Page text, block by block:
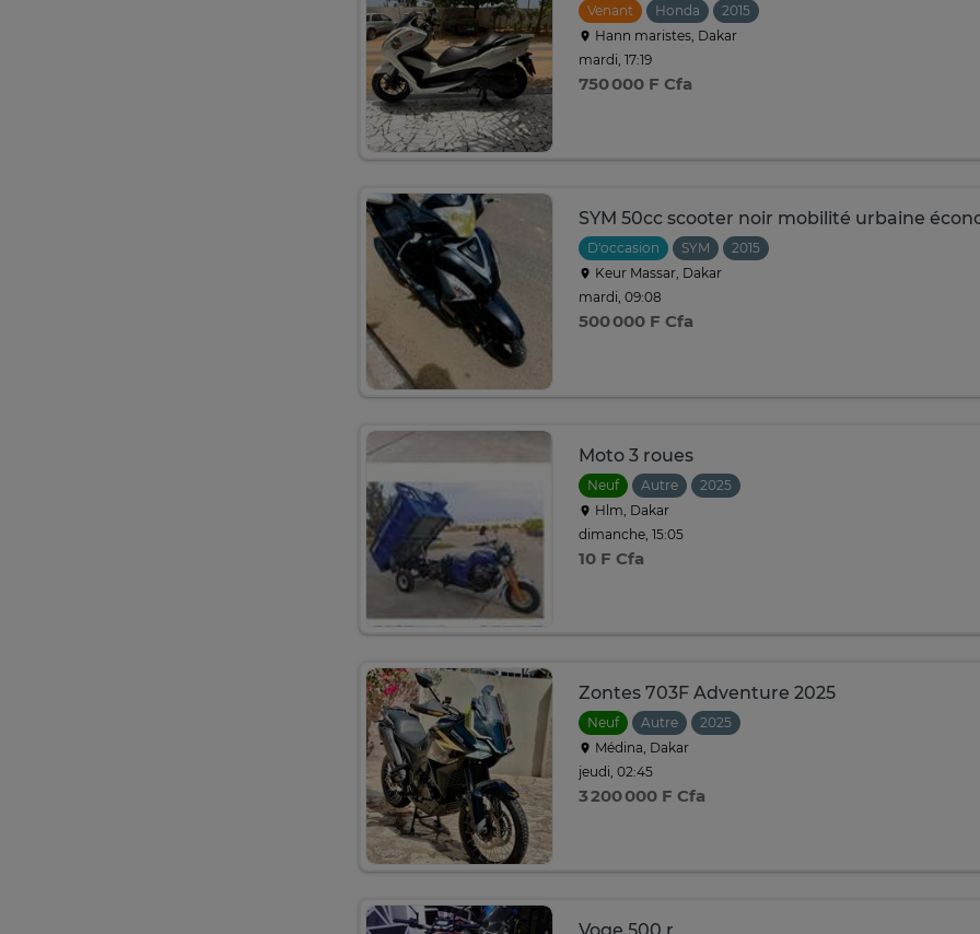
Venant Honda
2015
Hann maristes, Dakar
mardi, 17:19
750 000 F Cfa
SYM 50cc scooter noir mobilité urbaine
D'occasion SYM
2015
Keur Massar, Dakar
mardi, 09:08
500 000 F Cfa
Moto 3 roues
Neuf Autre
2025
Hlm, Dakar
dimanche, 15:05
10 F Cfa
Zontes 703F Adventure 2025
Neuf Autre
2025
Médina, Dakar
jeudi, 02:45
3 200 000 F Cfa